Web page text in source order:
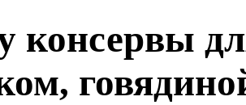
консервы